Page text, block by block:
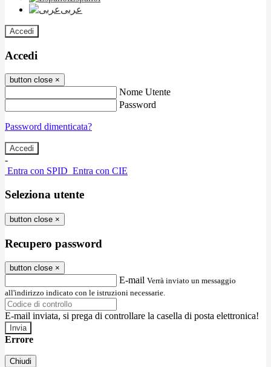
عربى
Accedi
Accedi
button close ×
Nome Utente
Password
Password dimenticata?
-
Entra con SPID Entra con CIE
Seleziona utente
button close ×
Recupero password
button close ×
E-mail Verrà inviato un messaggio
all'indirizzo indicato con le istruzioni necessarie.
E-mail inviata, si prega di controllare la casella di posta elettronica!
Errore
Chiudi